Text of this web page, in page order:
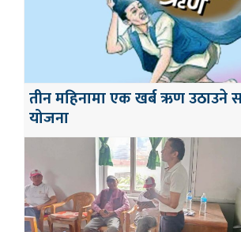
तीन महिनामा एक खर्ब ऋण उठाउने
योजना